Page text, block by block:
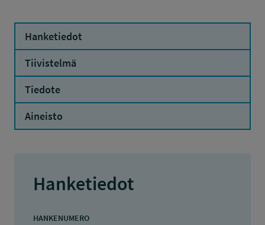
Hanketiedot
Tiivistelmä
Tiedote
Aineisto
Hanketiedot
HANKENUMERO